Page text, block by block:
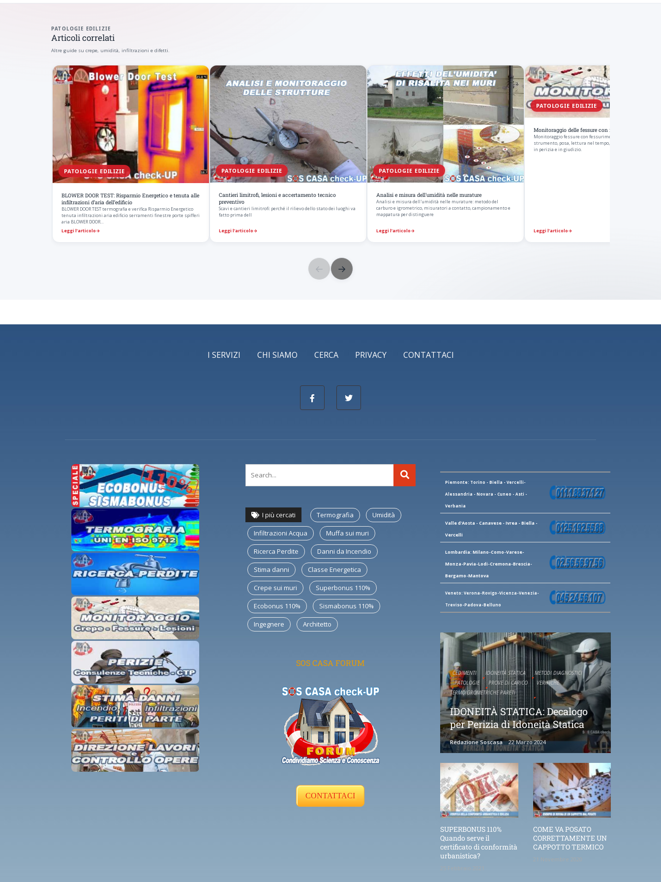
PATOLOGIE EDILIZIE
Articoli correlati
Altre guide su crepe, umidità, infiltrazioni e difetti.
PATOLOGIE EDILIZIE
BLOWER DOOR TEST: Risparmio Energetico e tenuta alle
infiltrazioni d’aria dell’edificio
BLOWER DOOR TEST termografia e verifica Risparmio Energetico
tenuta infiltrazioni aria edificio serramenti finestre porte spifferi
aria BLOWER DOOR…
Leggi l’articolo→
PATOLOGIE EDILIZIE
Cantieri limitrofi, lesioni e accertamento tecnico
preventivo
Scavi e cantieri limitrofi: perché il rilievo dello stato dei luoghi va
fatto prima dell
Leggi l’articolo→
PATOLOGIE EDILIZIE
Analisi e misura dell'umidità nelle murature
Analisi e misura dell'umidità nelle murature: metodo del
carburo e igrometrico, misuratori a contatto, campionamento e
mappatura per distinguere
Leggi l’articolo→
PATOLOGIE EDILIZIE
Monitoraggio delle fessure con fessurimetri e
Monitoraggio fessure con fessurimetri e crepemetri: tipi di
strumento, posa, lettura nel tempo, crepe attive o passive e
in perizia e in giudizio.
Leggi l’articolo→
← →
I SERVIZI CHI SIAMO CERCA PRIVACY CONTATTACI
I più cercati Termografia Umidità
Infiltrazioni Acqua Muffa sui muri
Ricerca Perdite Danni da Incendio
Stima danni Classe Energetica
Crepe sui muri Superbonus 110%
Ecobonus 110% Sismabonus 110%
Ingegnere Architetto
SOS CASA FORUM
CONTATTACI
Piemonte: Torino - Biella - Vercelli-
Alessandria - Novara - Cuneo - Asti -
Verbania
Valle d'Aosta - Canavese - Ivrea - Biella -
Vercelli
Lombardia: Milano-Como-Varese-
Monza-Pavia-Lodi-Cremona-Brescia-
Bergamo-Mantova
Veneto: Verona-Rovigo-Vicenza-Venezia-
Treviso-Padova-Belluno
CEDIMENTI IDONEITÀ STATICA
METODI DIAGNOSTICI
PATOLOGIE
PROVE DI CARICO
VERIFICHE
TERMOIGROMETRICHE PARETI
IDONEITÀ STATICA: Decalogo
per Perizia di Idoneità Statica
Redazione Soscasa 22 Marzo 2024
SUPERBONUS 110%
Quando serve il
certificato di conformità
urbanistica?
25 Febbraio 2021
COME VA POSATO
CORRETTAMENTE UN
CAPPOTTO TERMICO
21 Novembre 2020